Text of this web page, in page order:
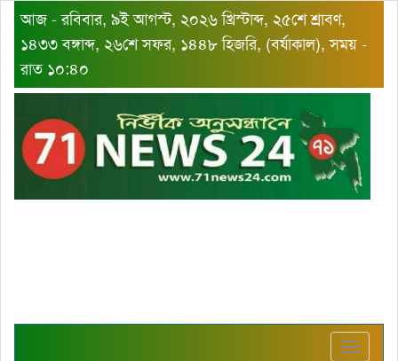
আজ - রবিবার, ৯ই আগস্ট, ২০২৬ খ্রিস্টাব্দ, ২৫শে শ্রাবণ,
১৪৩৩ বঙ্গাব্দ, ২৬শে সফর, ১৪৪৮ হিজরি, (বর্ষাকাল), সময় -
রাত ১০:৪০
Toggle